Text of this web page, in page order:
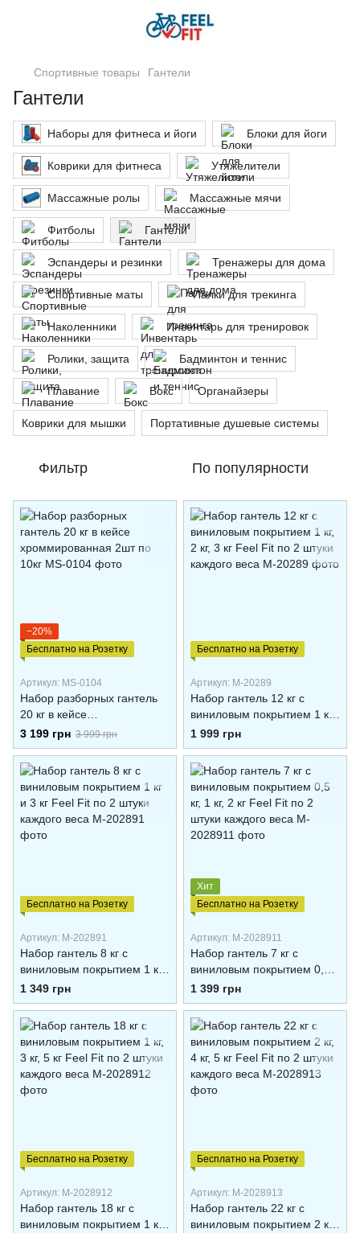
Спортивные товары Гантели
Гантели
Наборы для фитнеса и йоги Блоки для йоги
Коврики для фитнеса Утяжелители
Массажные ролы Массажные мячи
Фитболы Гантели
Эспандеры и резинки Тренажеры для дома
Спортивные маты Палки для трекинга
Наколенники Инвентарь для тренировок
Ролики, защита Бадминтон и теннис
Плавание Бокс Органайзеры
Коврики для мышки Портативные душевые системы
Фильтр По популярности
−20%
Бесплатно на Розетку
Артикул: MS-0104
Набор разборных гантель
20 кг в кейсе
хроммированная 2шт по
10кг
3 199 грн 3 999 грн
Бесплатно на Розетку
Артикул: M-20289
Набор гантель 12 кг с
виниловым покрытием 1 кг,
2 кг, 3 кг Feel Fit по 2 штуки
каждого веса
1 999 грн
Бесплатно на Розетку
Артикул: M-202891
Набор гантель 8 кг с
виниловым покрытием 1 кг
и 3 кг Feel Fit по 2 штуки
каждого веса
1 349 грн
Хит
Бесплатно на Розетку
Артикул: M-2028911
Набор гантель 7 кг с
виниловым покрытием 0,5
кг, 1 кг, 2 кг Feel Fit по 2
штуки каждого веса
1 399 грн
Бесплатно на Розетку
Артикул: M-2028912
Набор гантель 18 кг с
виниловым покрытием 1 кг,
Бесплатно на Розетку
Артикул: M-2028913
Набор гантель 22 кг с
виниловым покрытием 2 кг,